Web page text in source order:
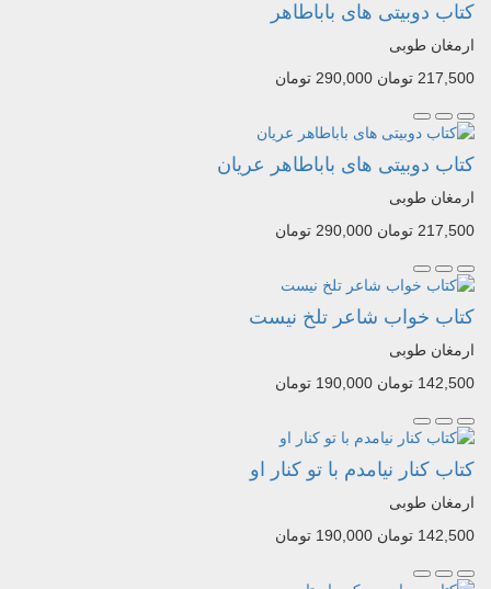
کتاب دوبیتی های باباطاهر
ارمغان طوبی
217,500 تومان
290,000 تومان
کتاب دوبیتی های باباطاهر عریان
ارمغان طوبی
217,500 تومان
290,000 تومان
کتاب خواب شاعر تلخ نیست
ارمغان طوبی
142,500 تومان
190,000 تومان
کتاب کنار نیامدم با تو کنار او
ارمغان طوبی
142,500 تومان
190,000 تومان